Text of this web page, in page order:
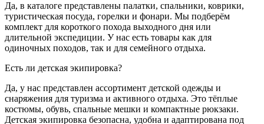
Да, в каталоге представлены палатки, спальники, коврики,
туристическая посуда, горелки и фонари. Мы подберём
комплект для короткого похода выходного дня или
длительной экспедиции. У нас есть товары как для
одиночных походов, так и для семейного отдыха.
Есть ли детская экипировка?
Да, у нас представлен ассортимент детской одежды и
снаряжения для туризма и активного отдыха. Это тёплые
костюмы, обувь, спальные мешки и компактные рюкзаки.
Детская экипировка безопасна, удобна и адаптирована под